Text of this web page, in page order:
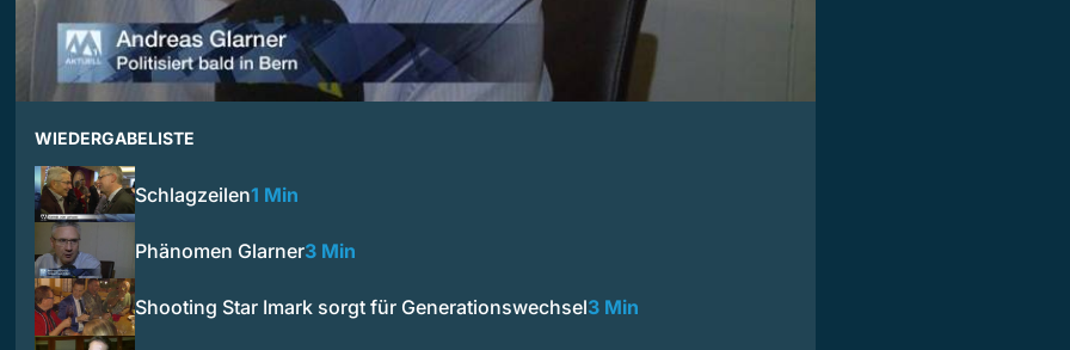
WIEDERGABELISTE
Schlagzeilen1 Min
Phänomen Glarner3 Min
Shooting Star Imark sorgt für Generationswechsel3 Min